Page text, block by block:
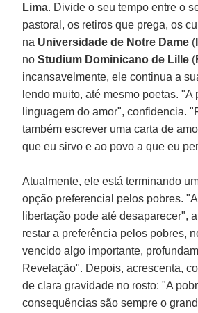
Lima. Divide o seu tempo entre o
pastoral, os retiros que prega, os
na Universidade de Notre Dame (
noStudium Dominicano de Lille (
incansavelmente, ele continua a
lendo muito, até mesmo poetas. "A
linguagem do amor", confidencia.
também escrever uma carta de
que eu sirvo e ao povo a que eu
Atualmente, ele está terminando
opção preferencial pelos pobres.
libertação pode até desaparecer",
restar a preferência pelos pobres,
vencido algo importante,
Revelação". Depois, acrescenta,
de clara gravidade no rosto: "A
consequências são sempre o